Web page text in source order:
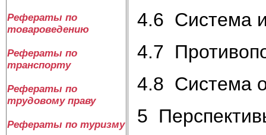
Рефераты по
товароведению
Рефераты по
транспорту
Рефераты по
трудовому праву
Рефераты по туризму
4.6 Система
4.7
4.8 Система
5